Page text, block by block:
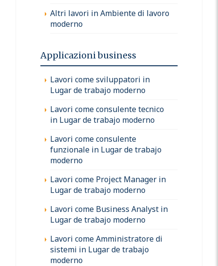
Altri lavori in Ambiente di lavoro
moderno
Applicazioni business
Lavori come sviluppatori in
Lugar de trabajo moderno
Lavori come consulente tecnico
in Lugar de trabajo moderno
Lavori come consulente
funzionale in Lugar de trabajo
moderno
Lavori come Project Manager in
Lugar de trabajo moderno
Lavori come Business Analyst in
Lugar de trabajo moderno
Lavori come Amministratore di
sistemi in Lugar de trabajo
moderno